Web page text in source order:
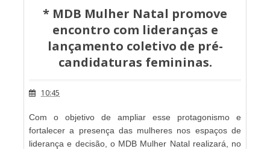
* MDB Mulher Natal promove
encontro com lideranças e
lançamento coletivo de pré-
candidaturas femininas.
10:45
Com o objetivo de ampliar esse protagonismo e
fortalecer a presença das mulheres nos espaços de
liderança e decisão, o MDB Mulher Natal realizará, no